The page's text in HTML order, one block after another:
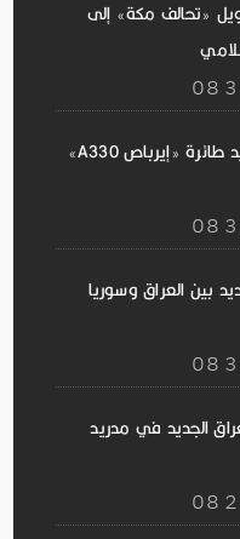
«تحالف مكة» إلى
الخطوط الجوية العراقية تعيد طائرة «إيرباص A330»
بين العراق وسوريا
الجديد في مدريد